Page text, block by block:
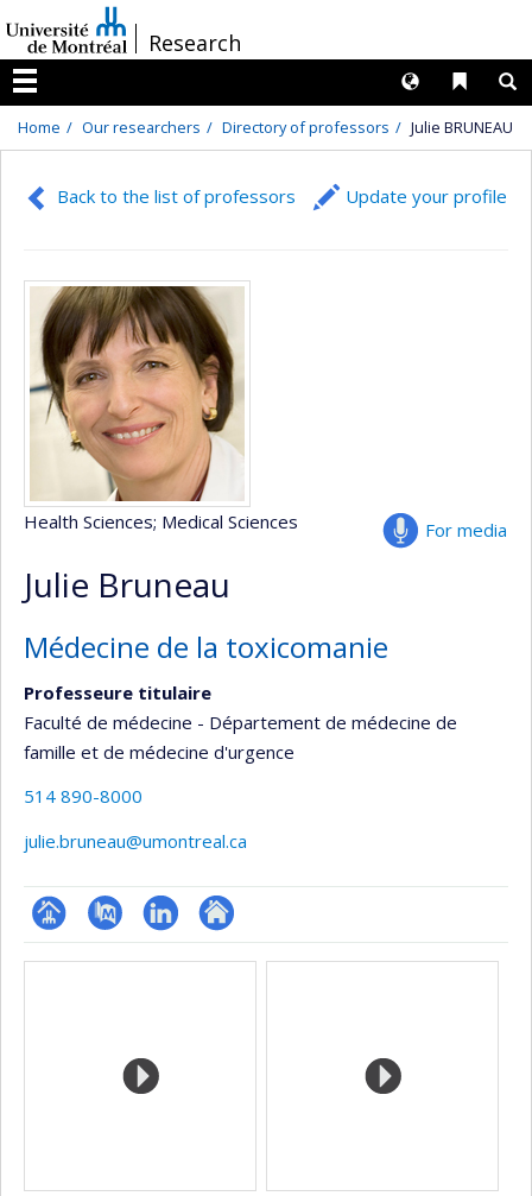
au
contenu
/Research
Menu
Liens
Langues
Home Our researchers Directory of professors Julie BRUNEAU
Back to the list of professors Update your profile
For media
Health Sciences; Medical Sciences
Julie Bruneau
Médecine de la toxicomanie
Professeure titulaire
Faculté de médecine - Département de médecine de
famille et de médecine d'urgence
514 890-8000
julie.bruneau@umontreal.ca
Page PubMedLinkedInAutre
Media